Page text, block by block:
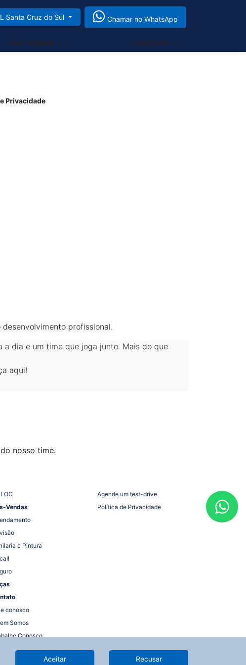
Santa Cruz do Sul Chamar no WhatsApp
PÓS-VENDAS CONTATO
Privacidade
profissional.
dia e um time que joga junto. Mais do que
aqui!
nosso time.
Vendas
e Pintura
conosco
Somos
Conosco
Agende um test-drive
Política de Privacidade
Aceitar Recusar